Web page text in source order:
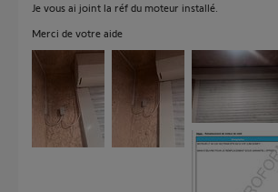
Je vous ai joint la réf du moteur installé.
Merci de votre aide